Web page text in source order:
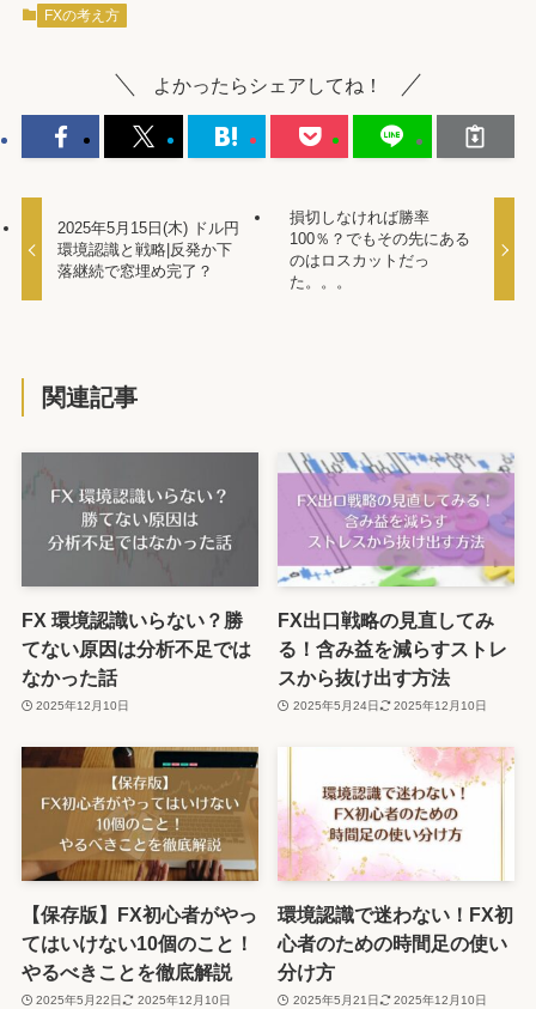
FXの考え方
よかったらシェアしてね！
2025年5月15日(木) ドル円
環境認識と戦略|反発か下
落継続で窓埋め完了？
損切しなければ勝率
100％？でもその先にある
のはロスカットだっ
た。。。
関連記事
FX 環境認識いらない？勝
てない原因は分析不足では
なかった話
2025年12月10日
FX出口戦略の見直してみ
る！含み益を減らすストレ
スから抜け出す方法
2025年5月24日 2025年12月10日
【保存版】FX初心者がやっ
てはいけない10個のこと！
やるべきことを徹底解説
2025年5月22日 2025年12月10日
環境認識で迷わない！FX初
心者のための時間足の使い
分け方
2025年5月21日 2025年12月10日